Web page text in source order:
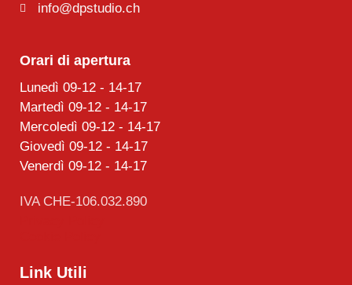
info@dpstudio.ch
Orari di apertura
Lunedì 09-12 - 14-17
Martedì 09-12 - 14-17
Mercoledì 09-12 - 14-17
Giovedì 09-12 - 14-17
Venerdì 09-12 - 14-17
IVA CHE-106.032.890
Link Utili